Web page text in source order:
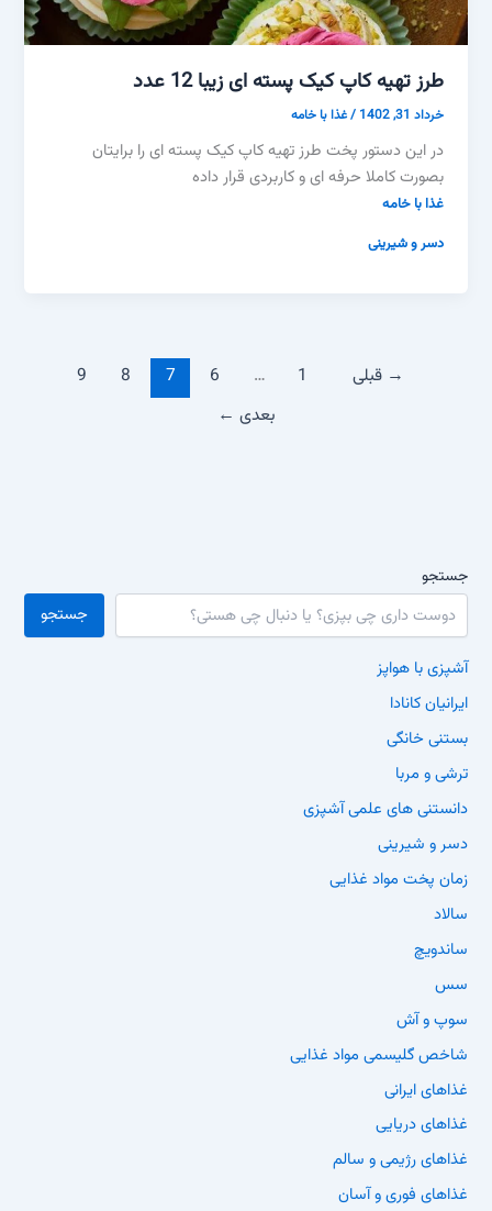
طرز تهیه کاپ کیک پسته ای زیبا 12 عدد
خرداد 31, 1402 /غذا با خامه
در این دستور پخت طرز تهیه کاپ کیک پسته ای را برایتان
بصورت کاملا حرفه ای و کاربردی قرار داده
غذا با خامه
دسر و شیرینی
→ قبلی 1
…
6
7
8
9
بعدی ←
جستجو
جستجو
آشپزی با هواپز
ایرانیان کانادا
بستنی خانگی
ترشی و مربا
دانستنی های علمی آشپزی
دسر و شیرینی
زمان پخت مواد غذایی
سالاد
ساندویچ
سس
سوپ و آش
شاخص گلیسمی مواد غذایی
غذاهای ایرانی
غذاهای دریایی
غذاهای رژیمی و سالم
غذاهای فوری و آسان